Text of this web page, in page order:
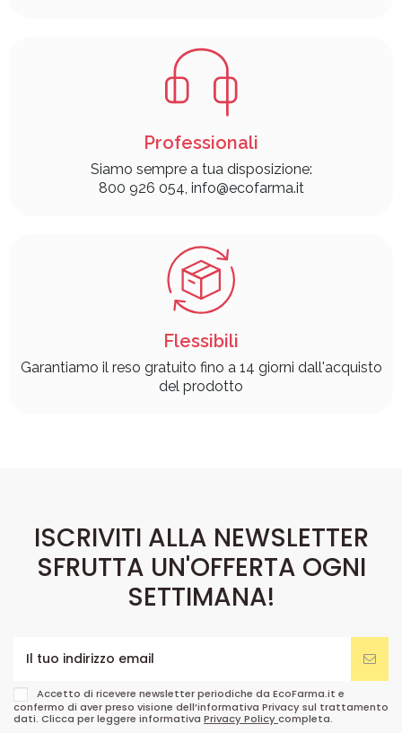
Professionali
Siamo sempre a tua disposizione:
800 926 054, info@ecofarma.it
Flessibili
Garantiamo il reso gratuito fino a 14 giorni dall'acquisto
del prodotto
ISCRIVITI ALLA NEWSLETTER
SFRUTTA UN'OFFERTA OGNI
SETTIMANA!
Accetto di ricevere newsletter periodiche da EcoFarma.it e
confermo di aver preso visione dell’informativa Privacy sul trattamento
dati. Clicca per leggere informativa Privacy Policycompleta.